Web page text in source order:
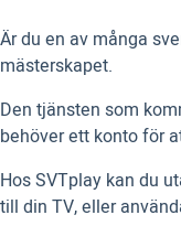
Är du en av många
mästerskapet.
Den tjänsten som
behöver ett konto för
Hos SVTplay kan du
till din TV, eller